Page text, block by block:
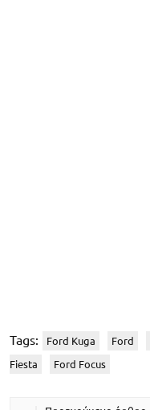
Tags: Ford Kuga Ford
Fiesta Ford Focus